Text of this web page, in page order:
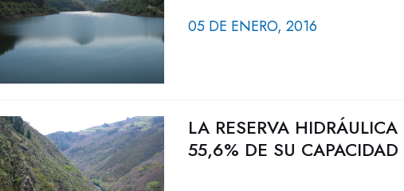
05 DE ENERO, 2016
LA RESERVA
55,6% DE SU CAPACIDAD